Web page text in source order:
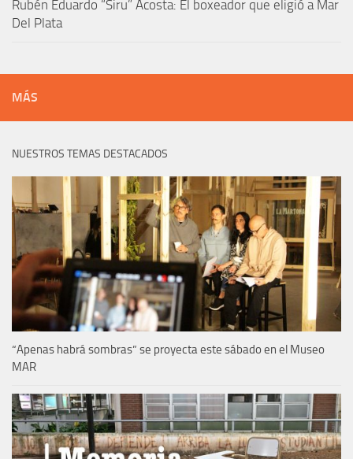
Rubén Eduardo “Siru” Acosta: El boxeador que eligió a Mar
Del Plata
MÁS
NUESTROS TEMAS DESTACADOS
“Apenas habrá sombras” se proyecta este sábado en el Museo
MAR